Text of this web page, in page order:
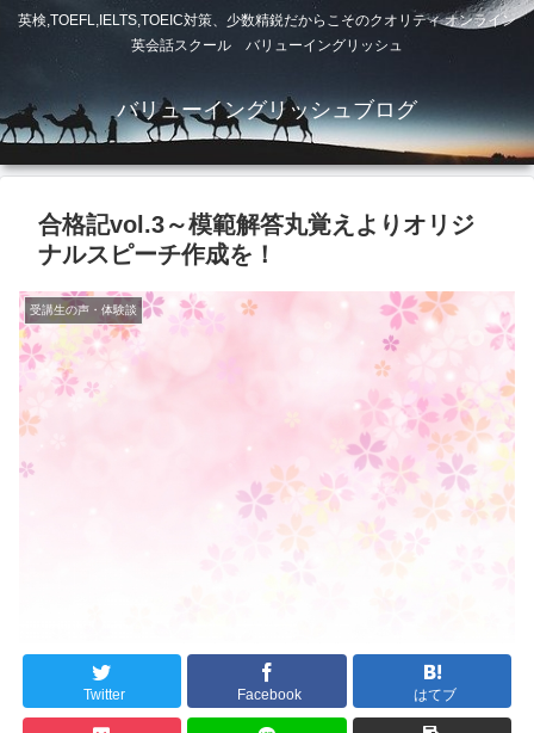
英検,TOEFL,IELTS,TOEIC対策、少数精鋭だからこそのクオリティ オンライン
英会話スクール バリューイングリッシュ
バリューイングリッシュブログ
合格記vol.3～模範解答丸覚えよりオリジ
ナルスピーチ作成を！
受講生の声・体験談
Twitter Facebook はてブ